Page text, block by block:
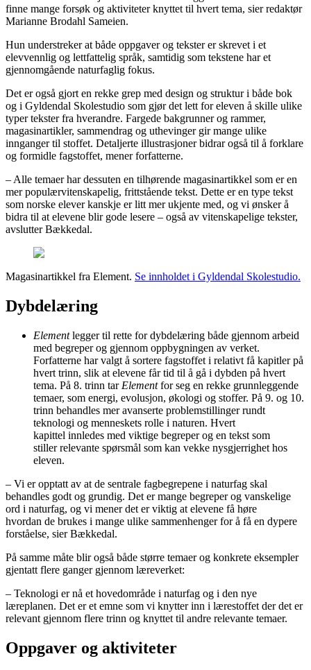
finne mange forsøk og aktiviteter knyttet til hvert tema, sier redaktør
Marianne Brodahl Sameien.
Hun understreker at både oppgaver og tekster er skrevet i et
elevvennlig og lettfattelig språk, samtidig som tekstene har et
gjennomgående naturfaglig fokus.
Det er også gjort en rekke grep med design og struktur i både bok
og i Gyldendal Skolestudio som gjør det lett for eleven å skille ulike
typer tekster fra hverandre. Fargede bakgrunner og rammer,
magasinartikler, sammendrag og uthevinger gir mange ulike
innganger til stoffet. Detaljerte illustrasjoner bidrar også til å forklare
og formidle fagstoffet, mener forfatterne.
– Alle temaer har dessuten en tilhørende magasinartikkel som er en
mer populærvitenskapelig, frittstående tekst. Dette er en type tekst
som norske elever kanskje er litt mer ukjente med, og vi ønsker å
bidra til at elevene blir gode lesere – også av vitenskapelige tekster,
avslutter Bækkedal.
Magasinartikkel fra Element. Se innholdet i Gyldendal Skolestudio.
Dybdelæring
Elementlegger til rette for dybdelæring både gjennom arbeid
med begreper og gjennom oppbygningen av verket.
Forfatterne har valgt å sortere fagstoffet i relativt få kapitler på
hvert trinn, slik at elevene får tid til å gå i dybden på hvert
tema. På 8. trinn tar Elementfor seg en rekke grunnleggende
temaer, som energi, evolusjon, økologi og stoffer. På 9. og 10.
trinn behandles mer avanserte problemstillinger rundt
teknologi og menneskets rolle i naturen. Hvert
kapittel innledes med viktige begreper og en tekst som
stiller relevante spørsmål som kan vekke nysgjerrighet hos
eleven.
– Vi er opptatt av at de sentrale fagbegrepene i naturfag skal
behandles godt og grundig. Det er mange begreper og vanskelige
ord i naturfag, og vi mener det er viktig at elevene få høre
hvordan de brukes i mange ulike sammenhenger for å få en dypere
forståelse, sier Bækkedal.
På samme måte blir også både større temaer og konkrete eksempler
gjentatt flere ganger gjennom læreverket:
– Teknologi er nå et hovedområde i naturfag og i den nye
læreplanen. Det er et emne som vi knytter inn i lærestoffet der det er
relevant gjennom flere trinn og knyttet til andre relevante temaer.
Oppgaver og aktiviteter